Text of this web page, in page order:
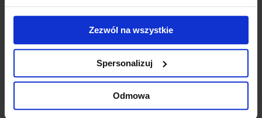
Zezwól na wszystkie
Spersonalizuj
Odmowa
Jako niezależnie laboratorium akredytowane możemy
przeprowadzić dla Państwa weryfikację posiłków pod
kątem mikrobiologiczny i fizykochemicznym. Zakres
wykonywanych badań jest wystarczający dla
potwierdzenia i weryfikacji właściwości żywności
określonych w rozporządzeniu.